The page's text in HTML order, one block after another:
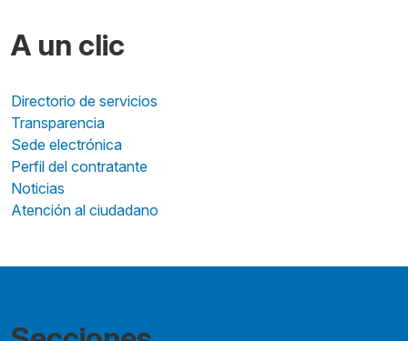
A un clic
Directorio de servicios
Transparencia
Sede electrónica
Perfil del contratante
Noticias
Atención al ciudadano